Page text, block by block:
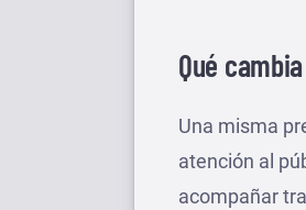
Qué
Una misma
atención al
acompañar